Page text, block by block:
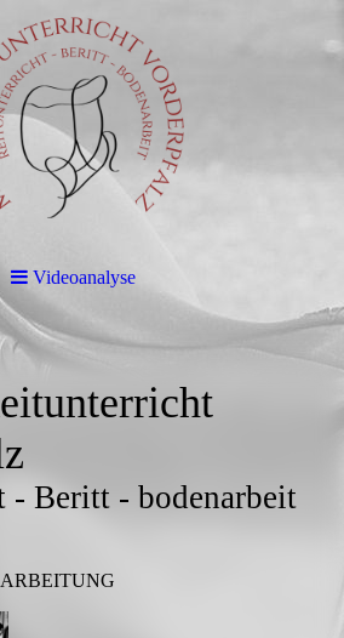
Videoanalyse
- Beritt - bodenarbeit